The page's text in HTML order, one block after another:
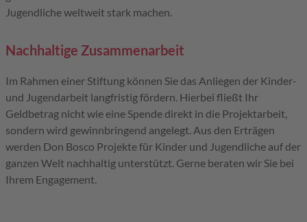
Jugendliche weltweit stark machen.
Nachhaltige Zusammenarbeit
Im Rahmen einer Stiftung können Sie das Anliegen der Kinder-
und Jugendarbeit langfristig fördern. Hierbei fließt Ihr
Geldbetrag nicht wie eine Spende direkt in die Projektarbeit,
sondern wird gewinnbringend angelegt. Aus den Erträgen
werden Don Bosco Projekte für Kinder und Jugendliche auf der
ganzen Welt nachhaltig unterstützt. Gerne beraten wir Sie bei
Ihrem Engagement.